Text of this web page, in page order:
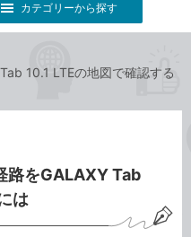
カテゴリーから探す
10.1 LTEの地図で確認する
路をGALAXY Tab
は